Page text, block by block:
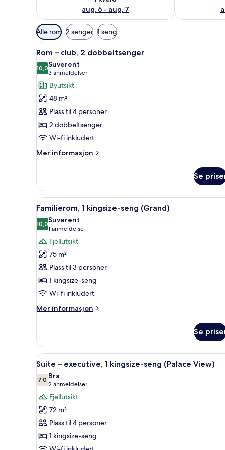
aug. 6 - aug. 7
Tilgjengelige
filtre
for
rom
Alle rom 2 senger 1 seng
Åpne
alle
bildene
av
Rom
–
club,
2
dobbeltsenger
4
Rom – club, 2 dobbeltsenger
10,010,0 av 10
Suverent
3 anmeldelser
(3
anmeldelser)
Byutsikt
48 m²
Plass til 4 personer
2 dobbeltsenger
Wi-fi inkludert
Mer informasjon
Mer
–
club,
2
dobbeltsenger
Se
Åpne
alle
bildene
av
Familierom,
1
kingsize-
seng
(Grand)
2
Familierom, 1 kingsize-seng (Grand)
10,010,0 av 10
Suverent
1 anmeldelse
(1
anmeldelse)
Fjellutsikt
75 m²
Plass til 3 personer
1 kingsize-seng
Wi-fi inkludert
Mer informasjon
Mer
1
kingsize-
seng
(Grand)
Se
Åpne
alle
bildene
av
Suite
–
executive,
1
Suite – executive, 1 kingsize-
6
Suite – executive, 1 kingsize-seng (Palace View)
7,07,0 av 10
Bra
2 anmeldelser
(2
anmeldelser)
Fjellutsikt
72 m²
Plass til 4 personer
1 kingsize-seng